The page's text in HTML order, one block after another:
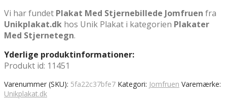
Vi har fundet Plakat Med Stjernebillede Jomfruen fra
Unikplakat.dk hos Unik Plakat i kategorien Plakater
Med Stjernetegn.
Yderlige produktinformationer:
Produkt id: 11451
Varenummer (SKU): 5fa22c37bfe7 Kategori: Jomfruen Varemærke:
Unikplakat.dk